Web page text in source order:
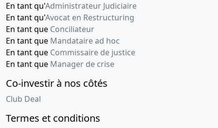
En tant qu'Administrateur Judiciaire
En tant qu'Avocat en Restructuring
En tant que Conciliateur
En tant que Mandataire ad hoc
En tant que Commissaire de justice
En tant que Manager de crise
Co-investir à nos côtés
Club Deal
Termes et conditions